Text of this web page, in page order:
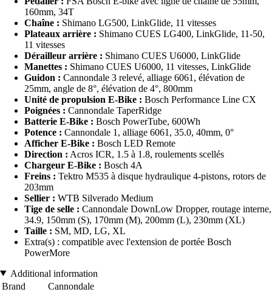
160mm, 34T
Chaîne : Shimano LG500, LinkGlide, 11 vitesses
Plateaux arrière : Shimano CUES LG400, LinkGlide, 11-50,
11 vitesses
Dérailleur arrière : Shimano CUES U6000, LinkGlide
Manettes : Shimano CUES U6000, 11 vitesses, LinkGlide
Guidon : Cannondale 3 relevé, alliage 6061, élévation de
25mm, angle de 8°, élévation de 4°, 800mm
Unité de propulsion E-Bike : Bosch Performance Line CX
Poignées : Cannondale TaperRidge
Batterie E-Bike : Bosch PowerTube, 600Wh
Potence : Cannondale 1, alliage 6061, 35.0, 40mm, 0°
Afficher E-Bike : Bosch LED Remote
Direction : Acros ICR, 1.5 à 1.8, roulements scellés
Chargeur E-Bike : Bosch 4A
Freins : Tektro M535 à disque hydraulique 4-pistons, rotors de
203mm
Sellier : WTB Silverado Medium
Tige de selle : Cannondale DownLow Dropper, routage interne,
34.9, 150mm (S), 170mm (M), 200mm (L), 230mm (XL)
Taille : SM, MD, LG, XL
Extra(s) : compatible avec l'extension de portée Bosch
PowerMore
Additional information
Brand
Cannondale